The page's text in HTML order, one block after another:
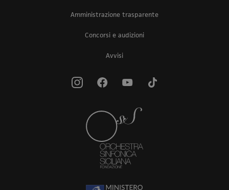
Amministrazione trasparente
Concorsi e audizioni
Avvisi